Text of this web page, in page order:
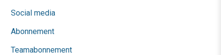
Social media
Abonnement
Teamabonnement